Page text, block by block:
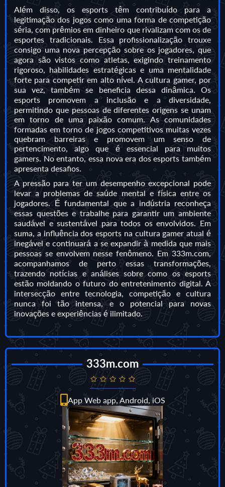
Além disso, os esports têm contribuído para a
legitimação dos jogos como uma forma de competição
séria, com prêmios em dinheiro que rivalizam com os de
esportes tradicionais. Essa profissionalização trouxe
consigo uma nova percepção sobre os jogadores, que
agora são vistos como atletas, exigindo treinamento
rigoroso, habilidades estratégicas e uma mentalidade
forte para competir em alto nível. A cultura gamer, por
sua vez, também se beneficia dessa dinâmica. Os
esports promovem a inclusão e a diversidade,
permitindo que pessoas de diferentes origens se unam
em torno de uma paixão comum. As comunidades
formadas em torno de jogos competitivos muitas vezes
quebram barreiras e promovem um senso de
pertencimento, algo que é essencial para muitos
gamers. No entanto, essa nova era dos esports também
apresenta desafios.
A pressão para ter um desempenho excepcional pode
levar a problemas de saúde mental e física entre os
jogadores. É fundamental que a indústria reconheça
essas questões e trabalhe para garantir um ambiente
saudável e sustentável para todos os envolvidos. Em
suma, a influência dos esports na cultura gamer atual é
inegável e continuará a se expandir à medida que mais
pessoas se envolvem nesse fenômeno. Em 333m.com,
acompanhamos de perto essas transformações,
trazendo notícias e análises sobre como os esports
estão moldando o futuro do entretenimento digital. A
intersecção entre tecnologia, competição e cultura
nunca foi tão intensa, e o potencial para novas
inovações e experiências é ilimitado.
333m.com
App Web app, Android, iOS